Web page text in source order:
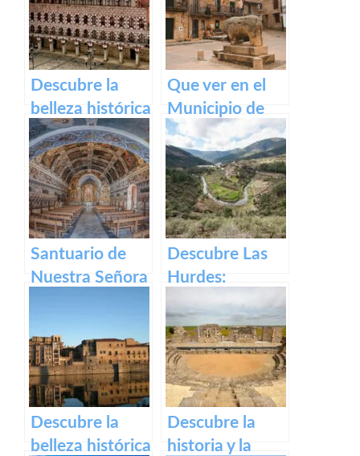
Descubre la
belleza histórica
y cultural de
Plaza Alta de
Badajoz
Que ver en el
Municipio de
Segura de Toro
en caceres
Santuario de
Nuestra Señora
devoción y
turismo en
España
Descubre Las
Hurdes:
Naturaleza
salvaje y
rincones
ocultos en
Cáceres
Descubre la
belleza histórica
Descubre la
historia y la